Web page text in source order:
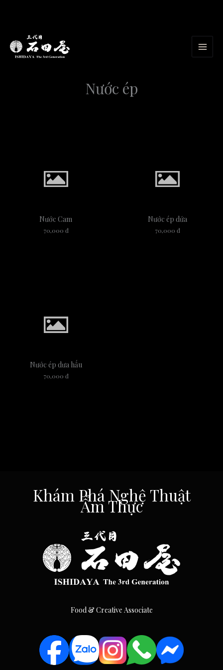
Nước ép
Nước Cam
70,000 đ
Nước ép dứa
70,000 đ
Nước ép dưa hấu
70,000 đ
Khám Phá Nghệ Thuật
Ẩm Thực
Food & Creative Associate